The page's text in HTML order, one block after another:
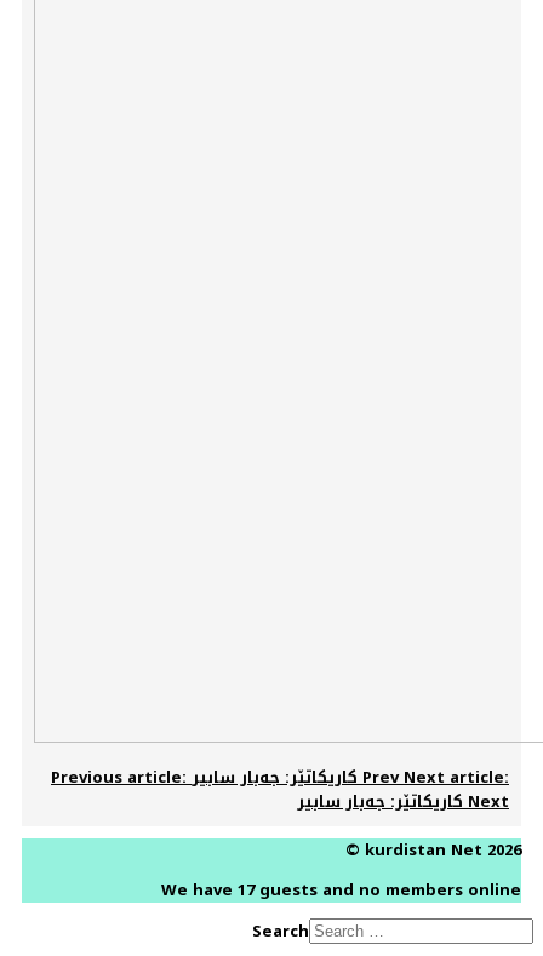
Previous article: کاریکاتێر: جەبار سابیرPrevNext article:
کاریکاتێر: جەبار سابیرNext
© kurdistan Net 2026
We have 17 guests and no members online
Search